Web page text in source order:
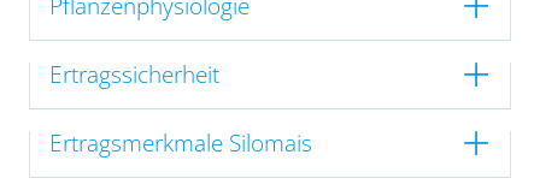
Pflanzenphysiologie
Ertragssicherheit
Ertragsmerkmale Silomais